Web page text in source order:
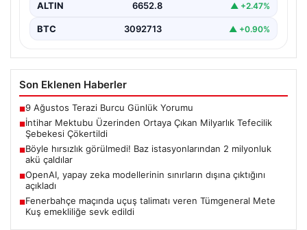
ALTIN 6652.8 ▲ +2.47%
BTC 3092713 ▲ +0.90%
Son Eklenen Haberler
■9 Ağustos Terazi Burcu Günlük Yorumu
■İntihar Mektubu Üzerinden Ortaya Çıkan Milyarlık Tefecilik
Şebekesi Çökertildi
■Böyle hırsızlık görülmedi! Baz istasyonlarından 2 milyonluk
akü çaldılar
■OpenAI, yapay zeka modellerinin sınırların dışına çıktığını
açıkladı
■Fenerbahçe maçında uçuş talimatı veren Tümgeneral Mete
Kuş emekliliğe sevk edildi